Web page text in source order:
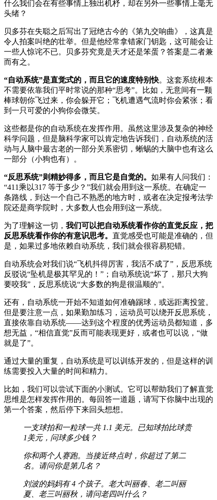
什么我们会在有些事情上独出机杼，却在另外一些事情上毫无
头绪？
贝多芬在失聪之后写出了冠绝古今的《第九交响曲》，这真是
令人拍案叫绝的壮举。但是他经常拿错家门钥匙，这可能会让
一些人惊诧不已。贝多芬究竟是天才还是笨蛋？答案是二者兼
而有之。
“自动系统”是直觉式的，而且它的速度特别快。这套系统根本
不需要依靠我们平时常说的那种“思考”。比如，无意间有一颗
棒球朝你飞过来，你会躲开它；飞机遭遇气流时你会紧张；看
到一只可爱的小狗你会微笑。
这些都是你的自动系统在发挥作用。虽然这里涉及复杂的神经
科学问题，但是脑科学家可以肯定地告诉我们，自动系统的活
动与人脑中最古老的一部分关系密切，蜥蜴的大脑中也有这么
一部分（小狗也有）。
“反思系统”则精妙得多，而且它是自觉的。 如果有人问我们：
“411乘以317 等于多少？”我们就会用到这一系统。在确定一
条路线，到达一个自己不熟悉的地方时，或者在决定报考法学
院还是商学院时，大多数人也会用到这一系统。
为了理解这一切， 我们可以把自动系统看作你的直觉反应，把
反思系统看作你的有意识思考。 直觉感受也可能是准确的，但
是，如果过多地依赖自动系统，我们就会很容易犯错。
自动系统会对我们说“飞机抖得厉害，我活不成了”，反思系统
反驳说“坠机是极其罕见的！”；自动系统说“坏了，那只大狗
要咬我”，反思系统说“大多数的狗是很温顺的”。
还有，自动系统一开始不知道如何准确踢球，或远距离投篮。
但是要注意一点，如果勤加练习，运动员可以绕开反思系统，
直接依靠自动系统——达到这个程度的优秀运动员都知道，多
想无益，“相信直觉”反而可能表现更好，或者也可以说，“做
就是了”。
通过大量的重复，自动系统是可以训练开发的，但是这样的训
练需要投入大量的时间和精力。
比如，我们可以尝试下面的小测试。它可以帮助我们了解直觉
思维是怎样发挥作用的。每回答一道题，请写下你脑中出现的
第一个答案，然后停下来回头想想。
一支球拍和一粒球一共 1.1 美元。已知球拍比球贵
1美元，问球多少钱？
你和两个人赛跑。当接近终点时，你超过了第二
名。请问你是第几名？
刘波的妈妈有 4 个孩子。老大叫丽春、老二叫丽
夏、老三叫丽秋，请问老四叫什么？